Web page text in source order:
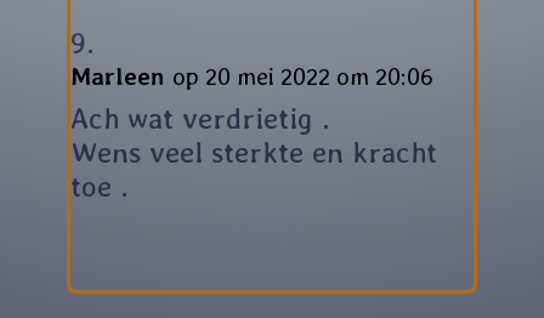
Marleen op 20 mei 2022 om 20:06
Ach wat verdrietig .
Wens veel sterkte en kracht
toe .